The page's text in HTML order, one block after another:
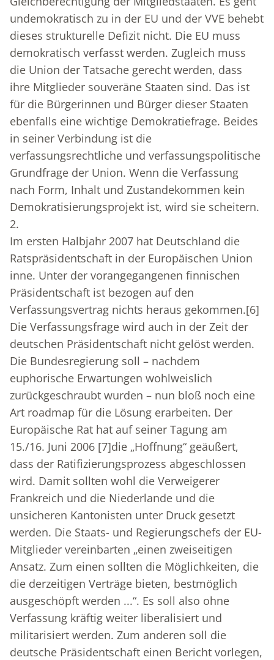
undemokratisch zu in der EU und der VVE behebt
dieses strukturelle Defizit nicht. Die EU muss
demokratisch verfasst werden. Zugleich muss
die Union der Tatsache gerecht werden, dass
ihre Mitglieder souveräne Staaten sind. Das ist
für die Bürgerinnen und Bürger dieser Staaten
ebenfalls eine wichtige Demokratiefrage. Beides
in seiner Verbindung ist die
verfassungsrechtliche und verfassungspolitische
Grundfrage der Union. Wenn die Verfassung
nach Form, Inhalt und Zustandekommen kein
Demokratisierungsprojekt ist, wird sie scheitern.
2.
Im ersten Halbjahr 2007 hat Deutschland die
Ratspräsidentschaft in der Europäischen Union
inne. Unter der vorangegangenen finnischen
Präsidentschaft ist bezogen auf den
Verfassungsvertrag nichts heraus gekommen.[6]
Die Verfassungsfrage wird auch in der Zeit der
deutschen Präsidentschaft nicht gelöst werden.
Die Bundesregierung soll – nachdem
euphorische Erwartungen wohlweislich
zurückgeschraubt wurden – nun bloß noch eine
Art roadmap für die Lösung erarbeiten. Der
Europäische Rat hat auf seiner Tagung am
15./16. Juni 2006 [7]die „Hoffnung“ geäußert,
dass der Ratifizierungsprozess abgeschlossen
wird. Damit sollten wohl die Verweigerer
Frankreich und die Niederlande und die
unsicheren Kantonisten unter Druck gesetzt
werden. Die Staats- und Regierungschefs der EU-
Mitglieder vereinbarten „einen zweiseitigen
Ansatz. Zum einen sollten die Möglichkeiten, die
die derzeitigen Verträge bieten, bestmöglich
ausgeschöpft werden ...“. Es soll also ohne
Verfassung kräftig weiter liberalisiert und
militarisiert werden. Zum anderen soll die
deutsche Präsidentschaft einen Bericht vorlegen,